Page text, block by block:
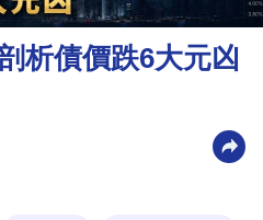
析債價跌6大元凶